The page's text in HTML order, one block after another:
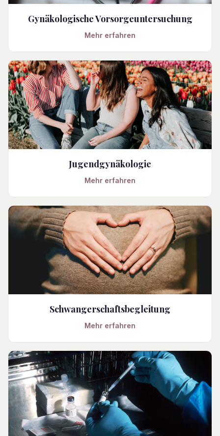
Gynäkologische Vorsorgeuntersuchung
Mehr erfahren
Jugendgynäkologie
Mehr erfahren
Schwangerschaftsbegleitung
Mehr erfahren